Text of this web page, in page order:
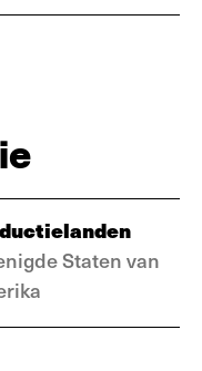
Staten van